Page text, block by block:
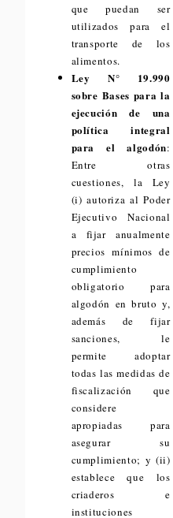
que puedan ser
utilizados para el
transporte de los
alimentos.
Ley N° 19.990
sobre Bases para la
ejecución de una
política integral
para el algodón:
Entre otras
cuestiones, la Ley
(i) autoriza al Poder
Ejecutivo Nacional
a fijar anualmente
precios mínimos de
cumplimiento
obligatorio para
algodón en bruto y,
además de fijar
sanciones, le
permite adoptar
todas las medidas de
fiscalización que
considere
apropiadas para
asegurar su
cumplimiento; y (ii)
establece que los
criaderos e
instituciones